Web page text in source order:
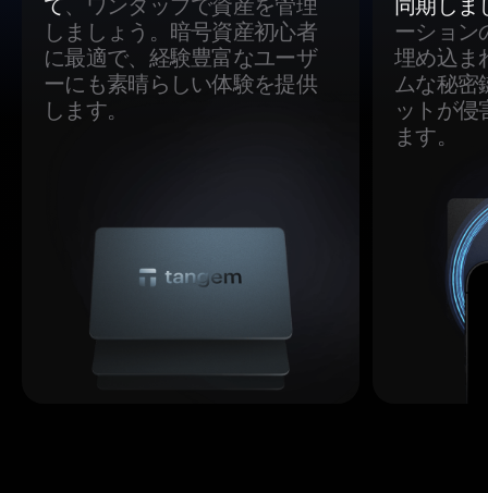
しましょう。暗号資産初心者
に最適で、経験豊富なユーザ
ーにも素晴らしい体験を提供
します。
ーション
埋め込ま
ムな秘密
ットが侵
ます。